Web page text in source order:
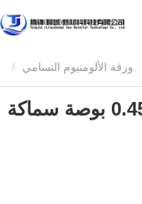
ورقة الألومنيوم التسامي
أبيض لامع 12 * 16 بوصة 0.45 بوصة سماكة